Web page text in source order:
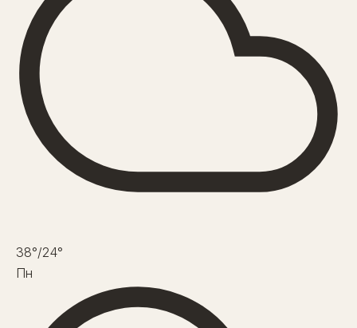
38°/24°
Пн